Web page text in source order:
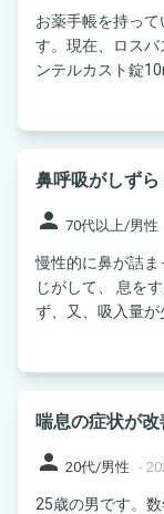
お薬手帳を持っ
す。現在、ロス
ンテルカスト錠
鼻呼吸がしず
person 70代以上/男性
慢性的に鼻が詰
じがして、 息を
ず、又、吸入量が
喘息の症状が
person 20代/男性 -
25歳の男です。